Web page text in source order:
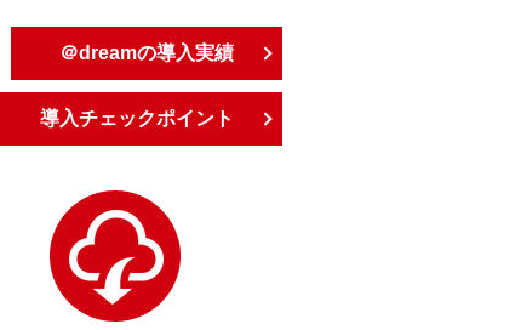
＠dreamの導入実績
導入チェックポイント